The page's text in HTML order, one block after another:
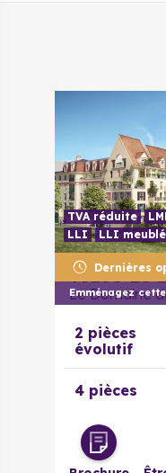
Dernières
Emménagez
TVA réduite
LLI
LLI meublé
93150 Le
2 pièces
évolutif
4 pièces